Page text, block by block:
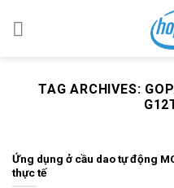
TAG ARCHIVES:
Ứng dụng ở cầu dao tự động
thực tế